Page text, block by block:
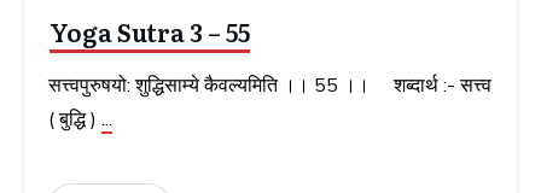
Yoga Sutra 3 – 55
सत्त्वपुरुषयो: शुद्धिसाम्ये कैवल्यमिति ।। 55 ।। शब्दार्थ :- सत्त्व
( बुद्धि ) ...